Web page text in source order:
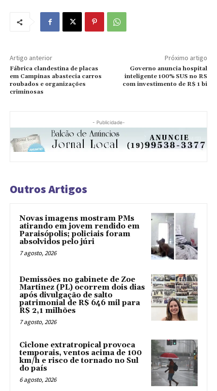
Artigo anterior
Fábrica clandestina de placas
em Campinas abastecia carros
roubados e organizações
criminosas
Próximo artigo
Governo anuncia hospital
inteligente 100% SUS no RS
com investimento de R$ 1 bi
- Publicidade-
Outros Artigos
Novas imagens mostram PMs
atirando em jovem rendido em
Paraisópolis; policiais foram
absolvidos pelo júri
7 agosto, 2026
Demissões no gabinete de Zoe
Martinez (PL) ocorrem dois dias
após divulgação de salto
patrimonial de R$ 646 mil para
R$ 2,1 milhões
7 agosto, 2026
Ciclone extratropical provoca
temporais, ventos acima de 100
km/h e risco de tornado no Sul
do país
6 agosto, 2026